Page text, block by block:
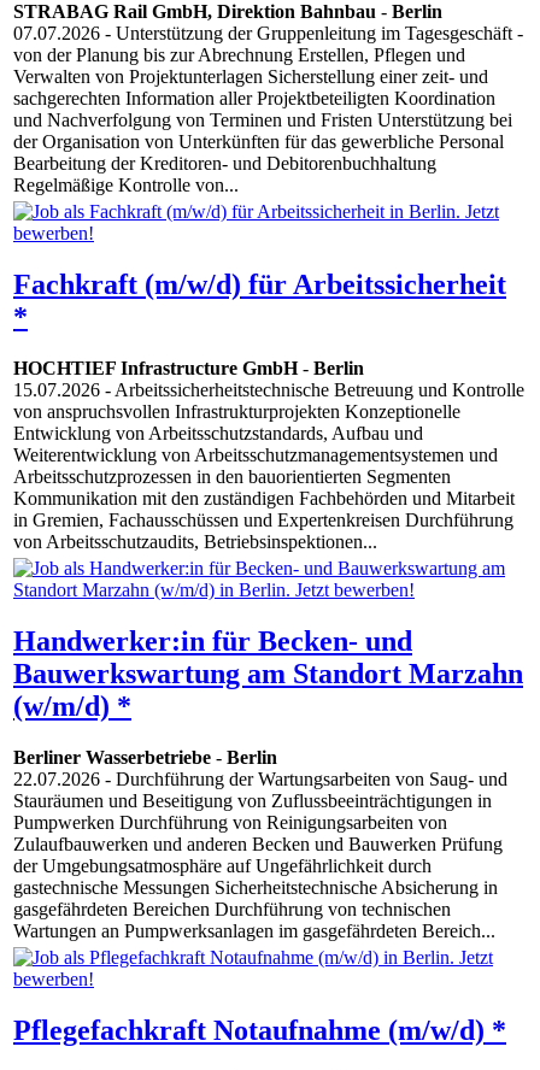
STRABAG Rail GmbH, Direktion Bahnbau - Berlin
07.07.2026 - Unterstützung der Gruppenleitung im Tagesgeschäft -
von der Planung bis zur Abrechnung Erstellen, Pflegen und
Verwalten von Projektunterlagen Sicherstellung einer zeit- und
sachgerechten Information aller Projektbeteiligten Koordination
und Nachverfolgung von Terminen und Fristen Unterstützung bei
der Organisation von Unterkünften für das gewerbliche Personal
Bearbeitung der Kreditoren- und Debitorenbuchhaltung
Regelmäßige Kontrolle von...
Fachkraft (m/w/d) für Arbeitssicherheit
*
HOCHTIEF Infrastructure GmbH- Berlin
15.07.2026 - Arbeitssicherheitstechnische Betreuung und Kontrolle
von anspruchsvollen Infrastrukturprojekten Konzeptionelle
Entwicklung von Arbeitsschutzstandards, Aufbau und
Weiterentwicklung von Arbeitsschutzmanagementsystemen und
Arbeitsschutzprozessen in den bauorientierten Segmenten
Kommunikation mit den zuständigen Fachbehörden und Mitarbeit
in Gremien, Fachausschüssen und Expertenkreisen Durchführung
von Arbeitsschutzaudits, Betriebsinspektionen...
Handwerker:in für Becken- und
Bauwerkswartung am Standort Marzahn
(w/m/d) *
Berliner Wasserbetriebe - Berlin
22.07.2026 - Durchführung der Wartungsarbeiten von Saug- und
Stauräumen und Beseitigung von Zuflussbeeinträchtigungen in
Pumpwerken Durchführung von Reinigungsarbeiten von
Zulaufbauwerken und anderen Becken und Bauwerken Prüfung
der Umgebungsatmosphäre auf Ungefährlichkeit durch
gastechnische Messungen Sicherheitstechnische Absicherung in
gasgefährdeten Bereichen Durchführung von technischen
Wartungen an Pumpwerksanlagen im gasgefährdeten Bereich...
Pflegefachkraft Notaufnahme (m/w/d) *